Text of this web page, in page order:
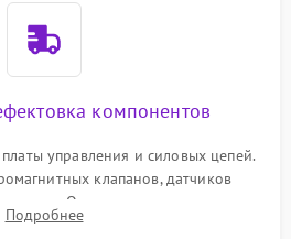
компонентов
управления и силовых цепей.
клапанов, датчиков
Оценка степени износа
колец гидросистемы
Подробнее